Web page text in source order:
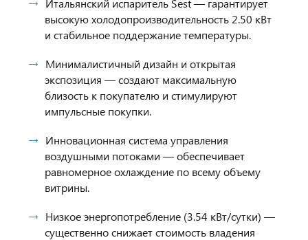
Итальянский испаритель Sest — гарантирует
высокую холодопроизводительность 2.50 кВт
и стабильное поддержание температуры.
Минималистичный дизайн и открытая
экспозиция — создают максимальную
близость к покупателю и стимулируют
импульсные покупки.
Инновационная система управления
воздушными потоками — обеспечивает
равномерное охлаждение по всему объему
витрины.
Низкое энергопотребление (3.54 кВт/сутки) —
существенно снижает стоимость владения